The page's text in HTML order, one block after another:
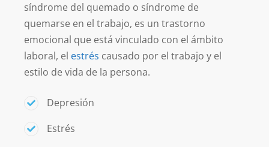
síndrome del quemado o síndrome de
quemarse en el trabajo, es un trastorno
emocional que está vinculado con el ámbito
laboral, el estrés causado por el trabajo y el
estilo de vida de la persona.
Depresión
Estrés